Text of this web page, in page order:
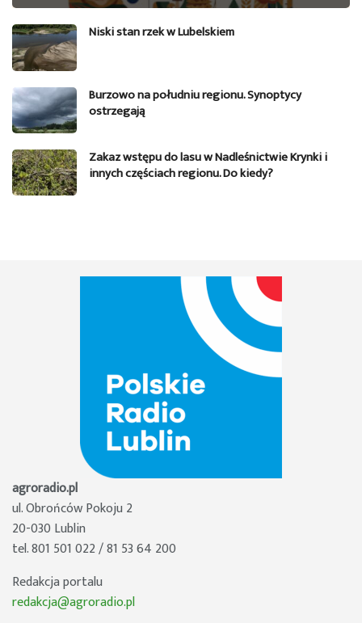
Niski stan rzek w Lubelskiem
Burzowo na południu regionu. Synoptycy
ostrzegają
Zakaz wstępu do lasu w Nadleśnictwie Krynki i
innych częściach regionu. Do kiedy?
agroradio.pl
ul. Obrońców Pokoju 2
20-030 Lublin
tel. 801 501 022 / 81 53 64 200
Redakcja portalu
redakcja@agroradio.pl